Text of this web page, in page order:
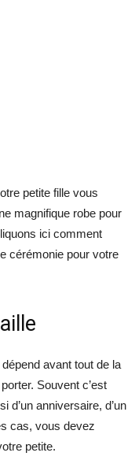
petite fille vous
magnifique robe pour
ici comment
cérémonie pour votre
avant tout de la
Souvent c’est
d’un anniversaire, d’un
cas, vous devez
petite.